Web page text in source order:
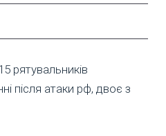
рятувальників
після атаки рф, двоє з